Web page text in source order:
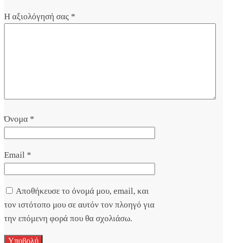
Η αξιολόγησή σας *
Όνομα *
Email *
Αποθήκευσε το όνομά μου, email, και
τον ιστότοπο μου σε αυτόν τον πλοηγό για
την επόμενη φορά που θα σχολιάσω.